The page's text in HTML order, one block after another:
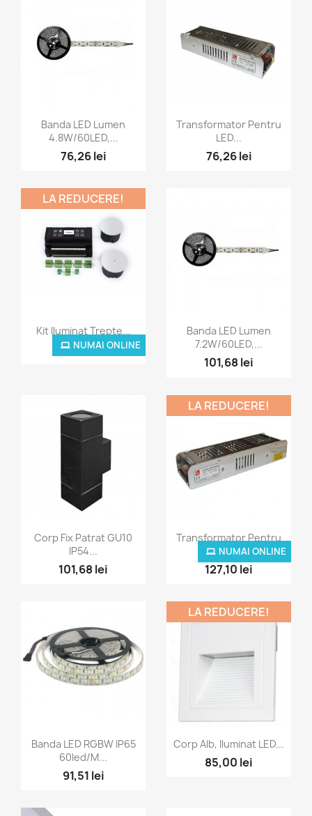
Vizualizare rapida
Banda LED Lumen
4.8W/60LED,...
76,26 lei
Vizualizare rapida
Transformator Pentru
LED...
76,26 lei
Vizualizare rapida
Kit Iluminat Trepte...
1.800,00 lei
NUMAI ONLINE
LA REDUCERE!
Vizualizare rapida
Banda LED Lumen
7.2W/60LED,...
101,68 lei
Vizualizare rapida
Corp Fix Patrat GU10
IP54...
101,68 lei
Vizualizare rapida
Transformator Pentru
LED...
127,10 lei
NUMAI ONLINE
LA REDUCERE!
Vizualizare rapida
Banda LED RGBW IP65
60led/M...
91,51 lei
Vizualizare rapida
Corp Alb, Iluminat LED...
85,00 lei
LA REDUCERE!